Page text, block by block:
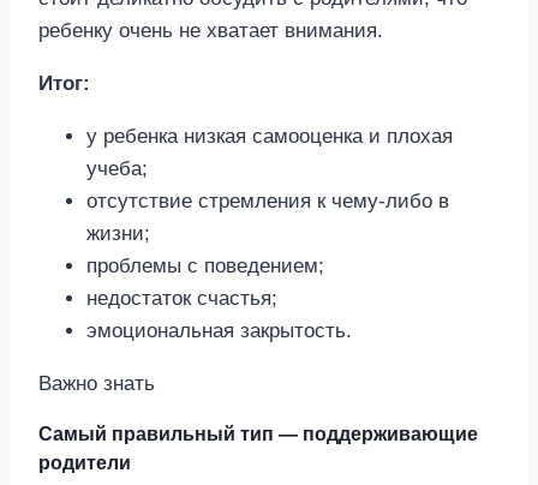
ребенку очень не хватает внимания.
Итог:
у ребенка низкая самооценка и плохая
учеба;
отсутствие стремления к чему-либо в
жизни;
проблемы с поведением;
недостаток счастья;
эмоциональная закрытость.
Важно знать
Самый правильный тип — поддерживающие
родители